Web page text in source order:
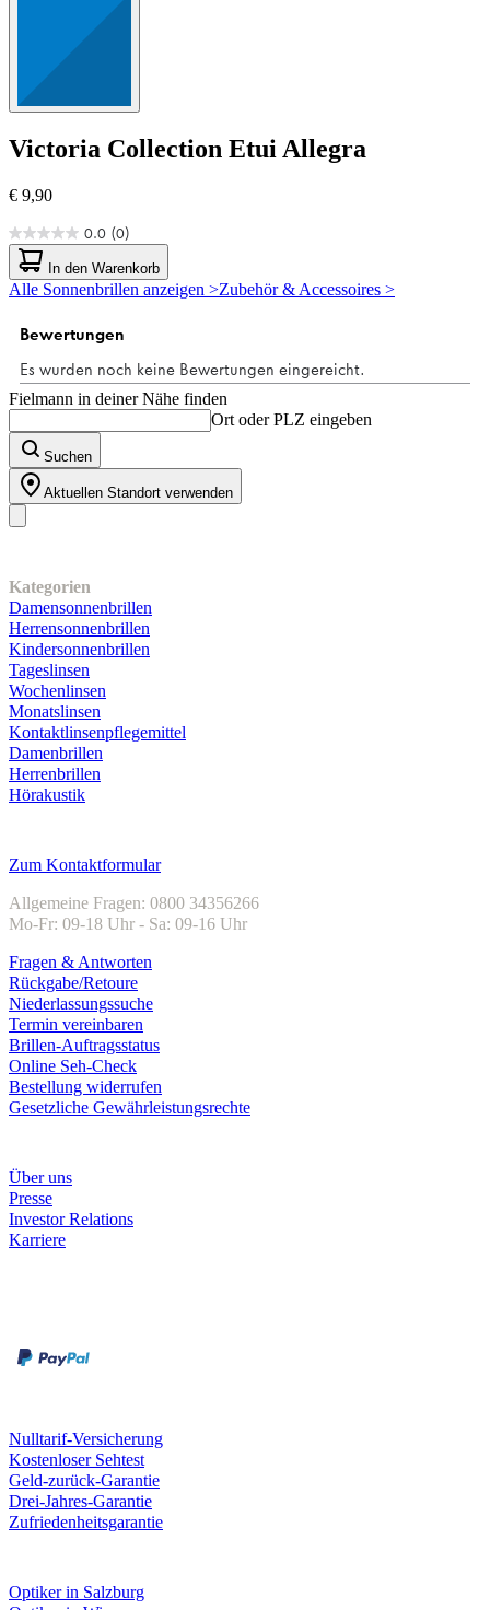
Victoria Collection Etui Allegra
€ 9,90
0.0 (0)
0.0
von
5
Sternen.
In den Warenkorb
Alle Sonnenbrillen anzeigen >Zubehör & Accessoires >
Fielmann in deiner Nähe finden
Ort oder PLZ eingeben
Suchen
Aktuellen Standort verwenden
Kategorien
Damensonnenbrillen
Herrensonnenbrillen
Kindersonnenbrillen
Tageslinsen
Wochenlinsen
Monatslinsen
Kontaktlinsenpflegemittel
Damenbrillen
Herrenbrillen
Hörakustik
Zum Kontaktformular
Allgemeine Fragen: 0800 34356266
Mo-Fr: 09-18 Uhr - Sa: 09-16 Uhr
Fragen & Antworten
Rückgabe/Retoure
Niederlassungssuche
Termin vereinbaren
Brillen-Auftragsstatus
Online Seh-Check
Bestellung widerrufen
Gesetzliche Gewährleistungsrechte
Über uns
Presse
Investor Relations
Karriere
Nulltarif-Versicherung
Kostenloser Sehtest
Geld-zurück-Garantie
Drei-Jahres-Garantie
Zufriedenheitsgarantie
Optiker in Salzburg